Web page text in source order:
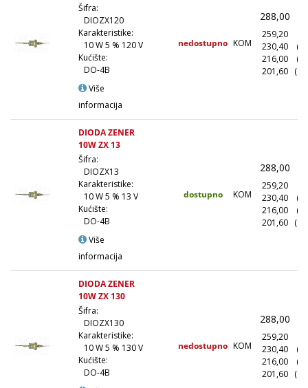
Šifra:
DIOZX120
Karakteristike:
10 W 5 % 120 V
Kućište:
DO-4B
Više
informacija
nedostupno KOM
288,00
259,20
230,40
216,00
201,60
DIODA ZENER
10W ZX 13
Šifra:
DIOZX13
Karakteristike:
10 W 5 % 13 V
Kućište:
DO-4B
Više
informacija
dostupno KOM
288,00
259,20
230,40
216,00
201,60
DIODA ZENER
10W ZX 130
Šifra:
DIOZX130
Karakteristike:
10 W 5 % 130 V
Kućište:
DO-4B
nedostupno KOM
288,00
259,20
230,40
216,00
201,60